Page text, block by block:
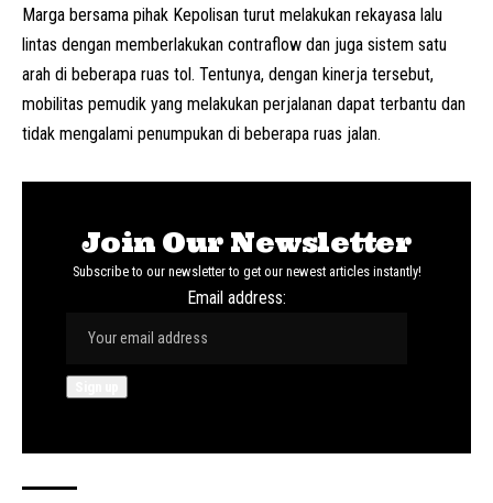
Marga bersama pihak Kepolisan turut melakukan rekayasa lalu
lintas dengan memberlakukan contraflow dan juga sistem satu
arah di beberapa ruas tol. Tentunya, dengan kinerja tersebut,
mobilitas pemudik yang melakukan perjalanan dapat terbantu dan
tidak mengalami penumpukan di beberapa ruas jalan.
Join Our Newsletter
Subscribe to our newsletter to get our newest articles instantly!
Email address: